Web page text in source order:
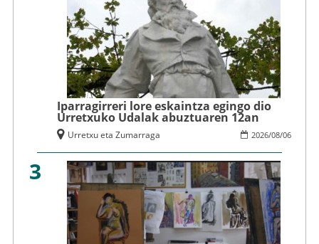
Iparragirreri lore eskaintza egingo dio
Urretxuko Udalak abuztuaren 12an
2026/08/06
Urretxu eta Zumarraga
3